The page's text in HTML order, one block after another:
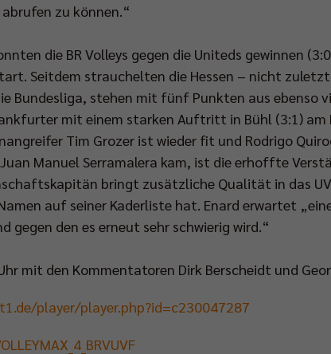
zu können.“
die BR Volleys gegen die Uniteds gewinnen
Seitdem strauchelten die Hessen – nicht
Bundesliga, stehen mit fünf Punkten aus ebenso
mit einem starken Auftritt in Bühl (3:1)
Tim Grozer ist wieder fit und Rodrigo
Manuel Serramalera kam, ist die erhoffte
bringt zusätzliche Qualität in das
auf seiner Kaderliste hat. Enard erwartet
gegen den es erneut sehr schwierig wird.“
mit den Kommentatoren Dirk Berscheidt und
player/player.php?id=c230047287